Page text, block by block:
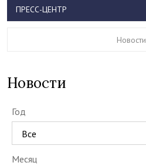
Новости
Год
Все
Месяц
ПРЕСС-ЦЕНТР
Новости